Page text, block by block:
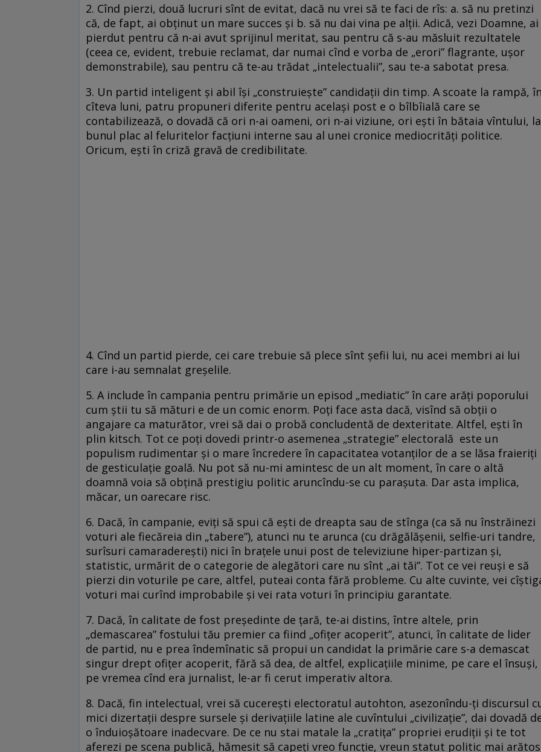
2. Cînd pierzi, două lucruri sînt de evitat, dacă nu vrei să te faci de rîs: a. să nu pretinzi
că, de fapt, ai obţinut un mare succes şi b. să nu dai vina pe alţii. Adică, vezi Doamne, ai
pierdut pentru că n-ai avut sprijinul meritat, sau pentru că s-au măsluit rezultatele
(ceea ce, evident, trebuie reclamat, dar numai cînd e vorba de „erori” flagrante, uşor
demonstrabile), sau pentru că te-au trădat „intelectualii”, sau te-a sabotat presa.
3. Un partid inteligent şi abil îşi „construieşte” candidaţii din timp. A scoate la rampă,
cîteva luni, patru propuneri diferite pentru acelaşi post e o bîlbîială care se
contabilizează, o dovadă că ori n-ai oameni, ori n-ai viziune, ori eşti în bătaia vîntului, la
bunul plac al feluritelor facţiuni interne sau al unei cronice mediocrităţi politice.
Oricum, eşti în criză gravă de credibilitate.
4. Cînd un partid pierde, cei care trebuie să plece sînt şefii lui, nu acei membri ai lui
care i-au semnalat greşelile.
5. A include în campania pentru primărie un episod „mediatic” în care arăţi poporului
cum ştii tu să mături e de un comic enorm. Poţi face asta dacă, visînd să obţii o
angajare ca maturător, vrei să dai o probă concludentă de dexteritate. Altfel, eşti în
plin kitsch. Tot ce poţi dovedi printr-o asemenea „strategie” electorală este un
populism rudimentar şi o mare încredere în capacitatea votanţilor de a se lăsa fraieriţi
de gesticulaţie goală. Nu pot să nu-mi amintesc de un alt moment, în care o altă
doamnă voia să obţină prestigiu politic aruncîndu-se cu paraşuta. Dar asta implica,
măcar, un oarecare risc.
6. Dacă, în campanie, eviţi să spui că eşti de dreapta sau de stînga (ca să nu înstrăinezi
voturi ale fiecăreia din „tabere”), atunci nu te arunca (cu drăgălăşenii, selfie-uri tandre,
surîsuri camaradereşti) nici în braţele unui post de televiziune hiper-partizan şi,
statistic, urmărit de o categorie de alegători care nu sînt „ai tăi”. Tot ce vei reuşi e să
pierzi din voturile pe care, altfel, puteai conta fără probleme. Cu alte cuvinte, vei
voturi mai curînd improbabile şi vei rata voturi în principiu garantate.
7. Dacă, în calitate de fost preşedinte de ţară, te-ai distins, între altele, prin
„demascarea” fostului tău premier ca fiind „ofiţer acoperit”, atunci, în calitate de lider
de partid, nu e prea îndemînatic să propui un candidat la primărie care s-a demascat
singur drept ofiţer acoperit, fără să dea, de altfel, explicaţiile minime, pe care el însuşi,
pe vremea cînd era jurnalist, le-ar fi cerut imperativ altora.
8. Dacă, fin intelectual, vrei să cucereşti electoratul autohton, asezonîndu-ţi discursul
mici dizertaţii despre sursele şi derivaţiile latine ale cuvîntului „civilizaţie”, dai dovadă
o înduioşătoare inadecvare. De ce nu stai matale la „cratiţa” propriei erudiţii şi te tot
aferezi pe scena publică, hămesit să capeţi vreo funcţie, vreun statut politic mai